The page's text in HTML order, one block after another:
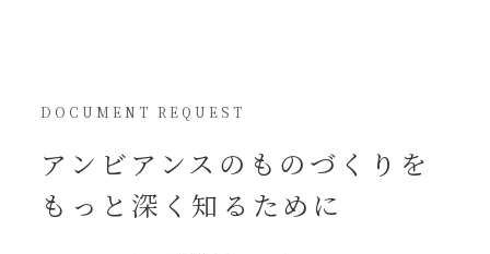
DOCUMENT REQUEST
アンビアンスの ものづくりを
もっと深く知るために